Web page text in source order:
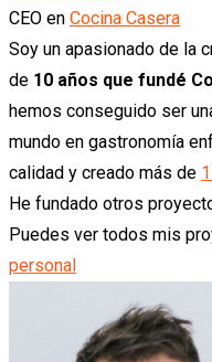
CEO en Cocina Casera
Soy un apasionado de la
de 10 años que fundé
hemos conseguido ser
mundo en gastronomía
calidad y creado más de
He fundado otros
Puedes ver todos mis
personal